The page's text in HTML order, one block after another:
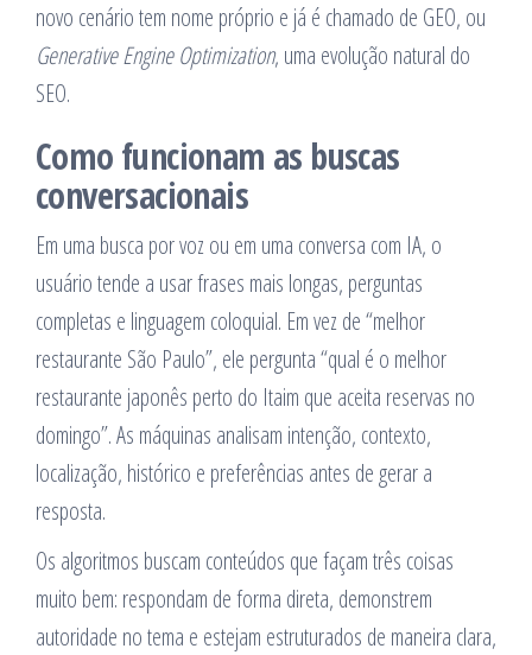
novo cenário tem nome próprio e já é chamado de GEO, ou
Generative Engine Optimization, uma evolução natural do
SEO.
Como funcionam as buscas
conversacionais
Em uma busca por voz ou em uma conversa com IA, o
usuário tende a usar frases mais longas, perguntas
completas e linguagem coloquial. Em vez de “melhor
restaurante São Paulo”, ele pergunta “qual é o melhor
restaurante japonês perto do Itaim que aceita reservas no
domingo”. As máquinas analisam intenção, contexto,
localização, histórico e preferências antes de gerar a
resposta.
Os algoritmos buscam conteúdos que façam três coisas
muito bem: respondam de forma direta, demonstrem
autoridade no tema e estejam estruturados de maneira clara,